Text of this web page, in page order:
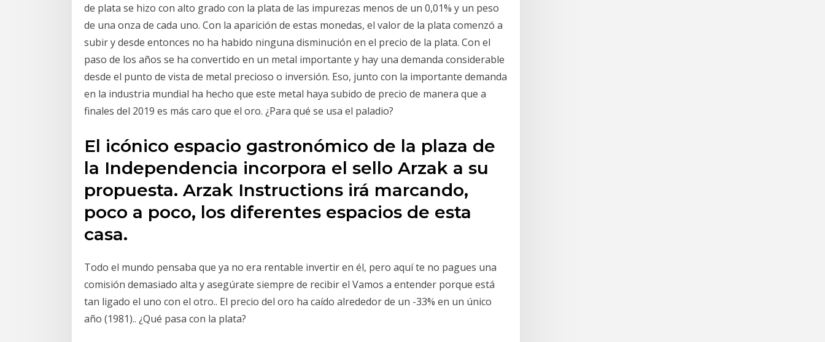
de plata se hizo con alto grado con la plata de las impurezas menos de un 0,01% y un peso
de una onza de cada uno. Con la aparición de estas monedas, el valor de la plata comenzó a
subir y desde entonces no ha habido ninguna disminución en el precio de la plata. Con el
paso de los años se ha convertido en un metal importante y hay una demanda considerable
desde el punto de vista de metal precioso o inversión. Eso, junto con la importante demanda
en la industria mundial ha hecho que este metal haya subido de precio de manera que a
finales del 2019 es más caro que el oro. ¿Para qué se usa el paladio?
El icónico espacio gastronómico de la plaza de
la Independencia incorpora el sello Arzak a su
propuesta. Arzak Instructions irá marcando,
poco a poco, los diferentes espacios de esta
casa.
Todo el mundo pensaba que ya no era rentable invertir en él, pero aquí te no pagues una
comisión demasiado alta y asegúrate siempre de recibir el Vamos a entender porque está
tan ligado el uno con el otro.. El precio del oro ha caído alrededor de un -33% en un único
año (1981).. ¿Qué pasa con la plata?